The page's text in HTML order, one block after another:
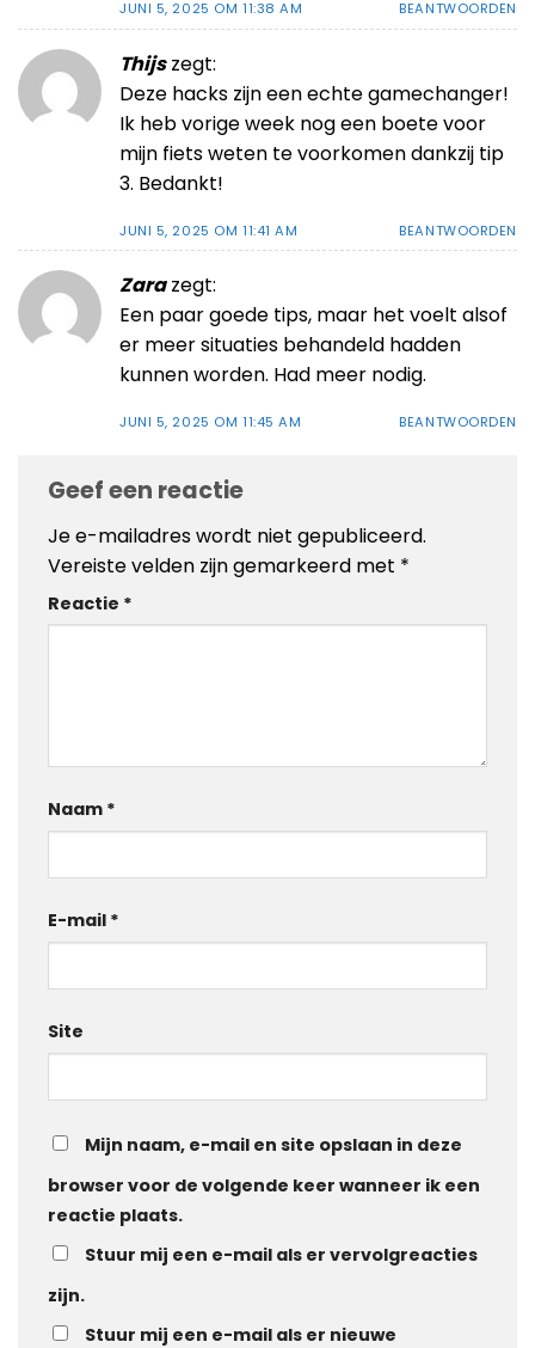
JUNI 5, 2025 OM 11:38 AM BEANTWOORDEN
Thijs zegt:
Deze hacks zijn een echte gamechanger!
Ik heb vorige week nog een boete voor
mijn fiets weten te voorkomen dankzij tip
3. Bedankt!
JUNI 5, 2025 OM 11:41 AM BEANTWOORDEN
Zara zegt:
Een paar goede tips, maar het voelt alsof
er meer situaties behandeld hadden
kunnen worden. Had meer nodig.
JUNI 5, 2025 OM 11:45 AM BEANTWOORDEN
Geef een reactie
Je e-mailadres wordt niet gepubliceerd.
Vereiste velden zijn gemarkeerd met *
Reactie *
Naam *
E-mail *
Site
Mijn naam, e-mail en site opslaan in deze
browser voor de volgende keer wanneer ik een
reactie plaats.
Stuur mij een e-mail als er vervolgreacties
zijn.
Stuur mij een e-mail als er nieuwe